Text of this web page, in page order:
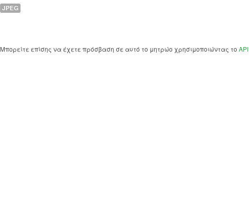
JPEG
Μπορείτε επίσης να έχετε πρόσβαση σε αυτό το μητρώο χρησιμοποιώντας το API